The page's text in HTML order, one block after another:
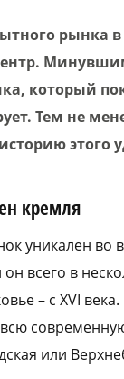
рынка
который
Тем не
этого
кремля
уникален во
всего в
– с XVI
или